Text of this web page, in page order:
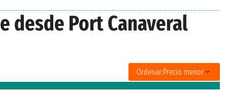
desde Port Canaveral
Ordenar:Precio menor